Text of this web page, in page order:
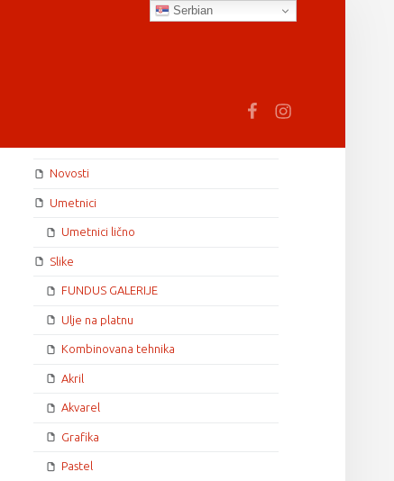
Novosti
Umetnici
Umetnici lično
Slike
FUNDUS GALERIJE
Ulje na platnu
Kombinovana tehnika
Akril
Akvarel
Grafika
Pastel
Serbian